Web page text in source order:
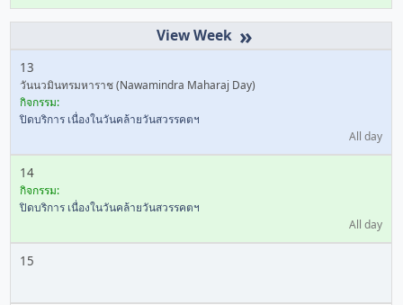
»
13
วันนวมินทรมหาราช (Nawamindra Maharaj Day)
กิจกรรม:
ปิดบริการ เนื่องในวันคล้ายวันสวรรคตฯ
All day
14
กิจกรรม:
ปิดบริการ เนื่องในวันคล้ายวันสวรรคตฯ
All day
15